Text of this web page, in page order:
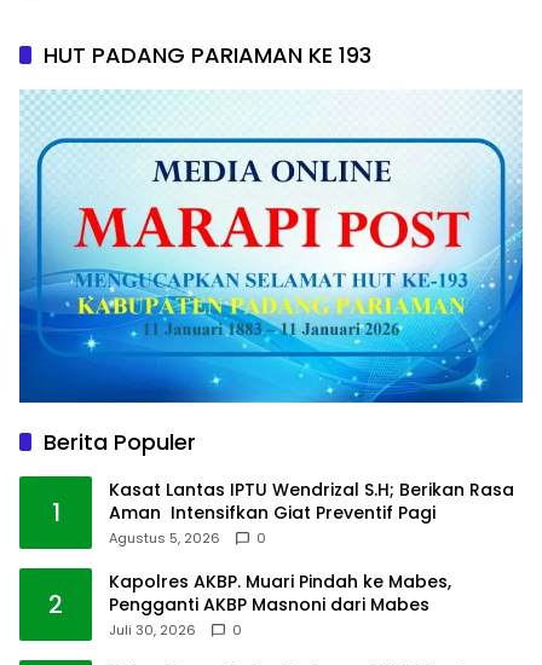
HUT PADANG PARIAMAN KE 193
Berita Populer
1
Kasat Lantas IPTU Wendrizal S.H; Berikan Rasa
Aman Intensifkan Giat Preventif Pagi
Agustus 5, 2026 0
2
Kapolres AKBP. Muari Pindah ke Mabes,
Pengganti AKBP Masnoni dari Mabes
Juli 30, 2026 0